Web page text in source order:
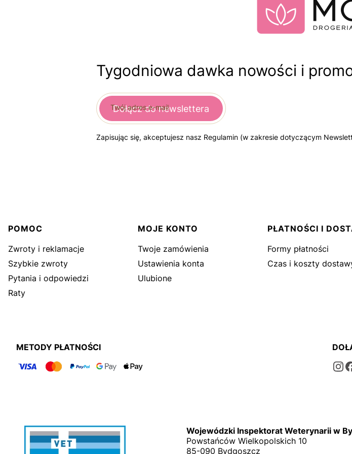
Tygodniowa dawka nowości i
Twój adres e-mail
Dołącz do newslettera
Zapisując się, akceptujesz nasz Regulamin (w zakresie dotyczącym
Linki w stopce
POMOC
Zwroty i reklamacje
Szybkie zwroty
Pytania i odpowiedzi
Raty
MOJE KONTO
Twoje zamówienia
Ustawienia konta
Ulubione
PŁATNOŚCI I
Formy płatności
Czas i koszty
METODY PŁATNOŚCI
Wojewódzki Inspektorat Weterynarii w
Powstańców Wielkopolskich 10
85-090 Bydgoszcz